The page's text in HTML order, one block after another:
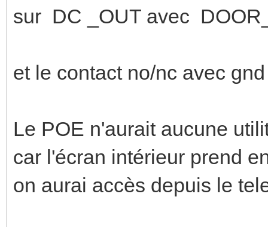
sur DC _OUT avec
et le contact no/nc avec
Le POE n'aurait aucune
car l'écran intérieur prend
on aurai accès depuis le